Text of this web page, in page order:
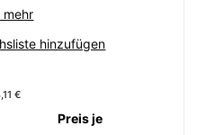
mehr
hinzufügen
€
Preis je